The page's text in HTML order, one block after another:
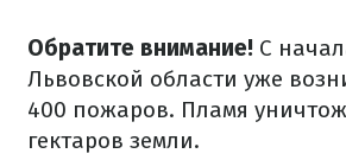
Обратите внимание! С
Львовской области уже
400 пожаров. Пламя
гектаров земли.